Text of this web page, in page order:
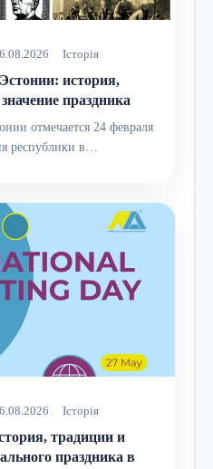
Історія
история,
праздника
отмечается 24 февраля
республики в…
Історія
традиции и
праздника в